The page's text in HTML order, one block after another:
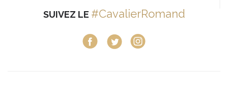
SUIVEZ LE #CavalierRomand